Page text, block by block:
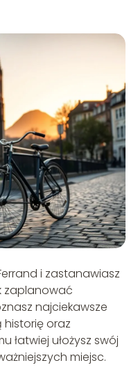
i zastanawiasz
zaplanować
najciekawsze
historię oraz
łatwiej ułożysz swój
miejsc.